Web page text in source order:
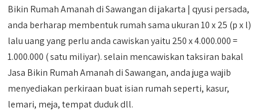
Bikin Rumah Amanah di Sawangan di jakarta | qyusi persada,
anda berharap membentuk rumah sama ukuran 10 x 25 (p x l)
lalu uang yang perlu anda cawiskan yaitu 250 x 4.000.000 =
1.000.000 ( satu miliyar). selain mencawiskan taksiran bakal
Jasa Bikin Rumah Amanah di Sawangan, anda juga wajib
menyediakan perkiraan buat isian rumah seperti, kasur,
lemari, meja, tempat duduk dll.